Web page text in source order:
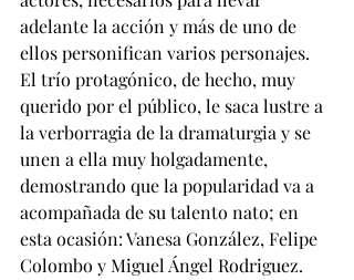
adelante la acción y más de uno de
ellos personifican varios personajes.
El trío protagónico, de hecho, muy
querido por el público, le saca lustre a
la verborragia de la dramaturgia y se
unen a ella muy holgadamente,
demostrando que la popularidad va a
acompañada de su talento nato; en
esta ocasión: Vanesa González, Felipe
Colombo y Miguel Ángel Rodriguez.